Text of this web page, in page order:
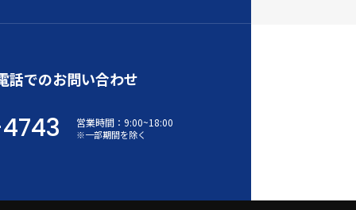
話でのお問い合わせ
営業時間： 9:00~18:00
※一部期間を除く